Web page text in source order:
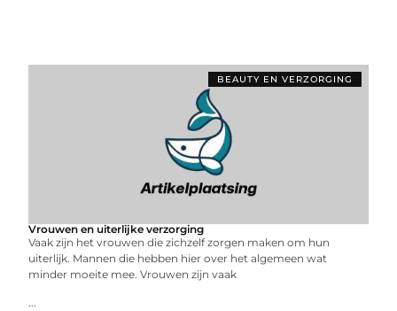
BEAUTY EN VERZORGING
Vrouwen en uiterlijke verzorging
Vaak zijn het vrouwen die zichzelf zorgen maken om hun
uiterlijk. Mannen die hebben hier over het algemeen wat
minder moeite mee. Vrouwen zijn vaak
...